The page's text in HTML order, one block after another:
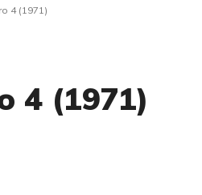
4 (1971)
4 (1971)